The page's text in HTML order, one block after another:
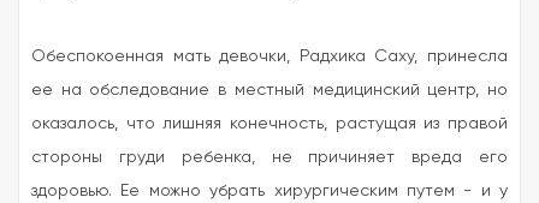
Обеспокоенная мать девочки, Радхика Саху, принесла
ее на обследование в местный медицинский центр, но
оказалось, что лишняя конечность, растущая из правой
стороны груди ребенка, не причиняет вреда его
здоровью. Ее можно убрать хирургическим путем - и у